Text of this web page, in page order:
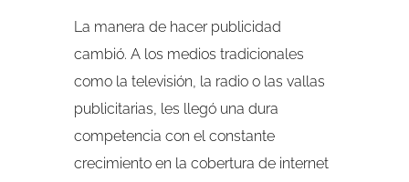
La manera de hacer publicidad
cambió. A los medios tradicionales
como la televisión, la radio o las vallas
publicitarias, les llegó una dura
competencia con el constante
crecimiento en la cobertura de internet